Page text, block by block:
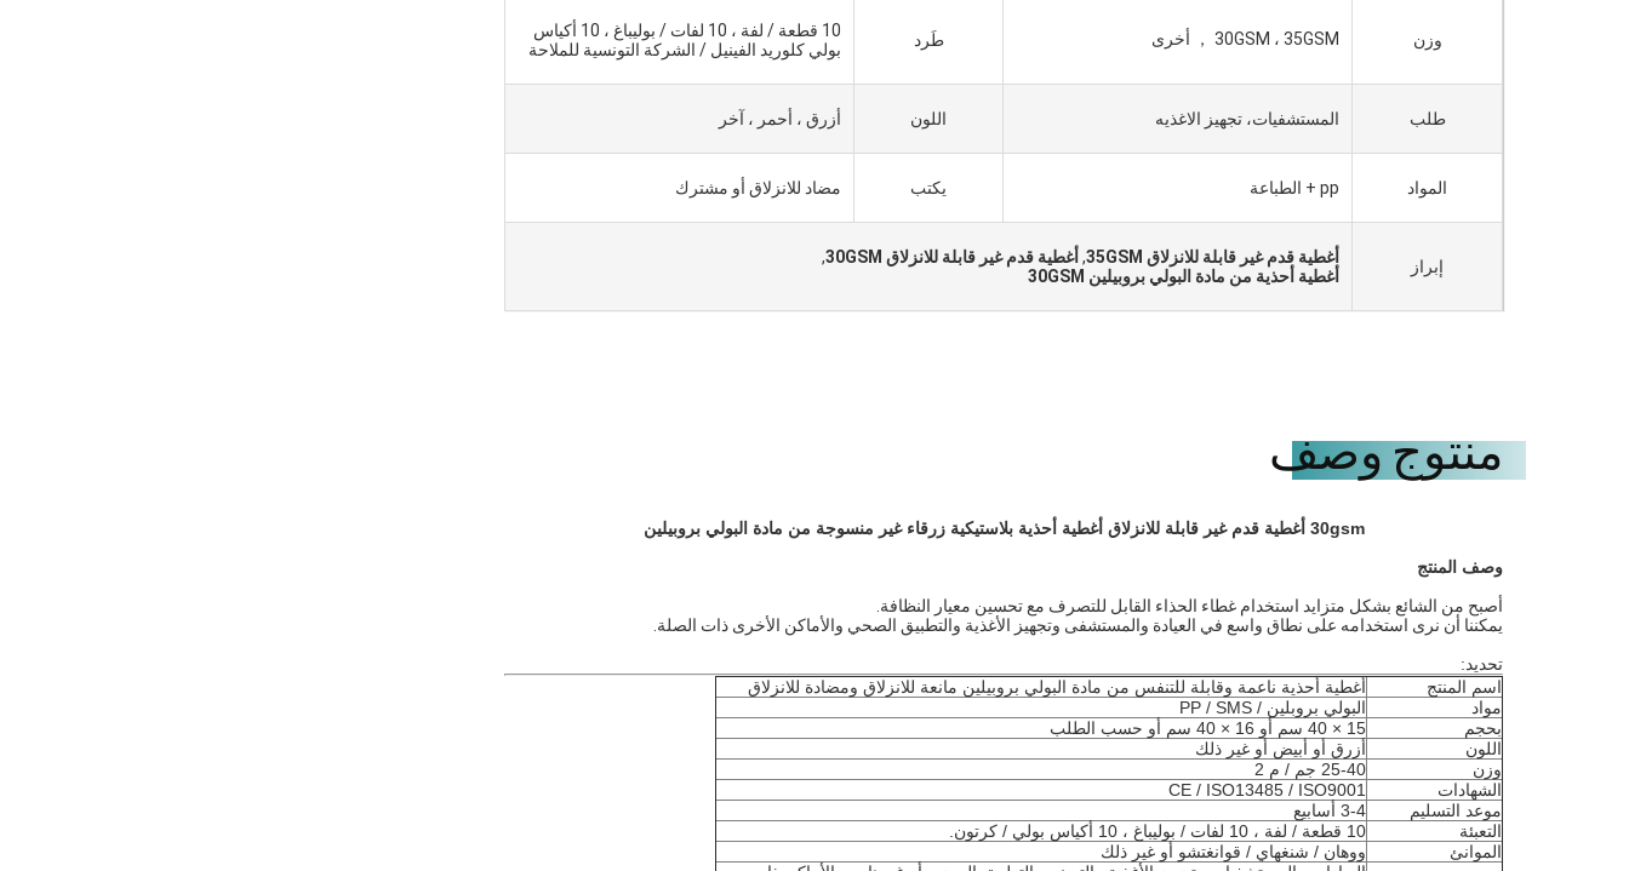
وزن 30GSM ، 35GSM ， أخرى طَرد
10 قطعة / لفة ، 10 لفات / بوليباغ ، 10 أكياس
بولي كلوريد الفينيل / الشركة التونسية للملاحة
طلب المستشفيات، تجهيز الاغذيه اللون أزرق ، أحمر ، آخر
المواد pp + الطباعة يكتب مضاد للانزلاق أو مشترك
إبراز أغطية قدم غير قابلة للانزلاق 35GSM , أغطية قدم غير قابلة للانزلاق 30GSM
,
أغطية أحذية من مادة البولي بروبيلين 30GSM
منتوج وصف
30gsm أغطية قدم غير قابلة للانزلاق أغطية أحذية بلاستيكية زرقاء غير منسوجة من مادة البولي بروبيلين
وصف المنتج
أصبح من الشائع بشكل متزايد استخدام غطاء الحذاء القابل للتصرف مع تحسين معيار النظافة.
يمكننا أن نرى استخدامه على نطاق واسع في العيادة والمستشفى وتجهيز الأغذية والتطبيق الصحي والأماكن الأخرى ذات الصلة.
تحديد:
اسم المنتج
أغطية أحذية ناعمة وقابلة للتنفس من مادة البولي بروبيلين مانعة للانزلاق ومضادة للانزلاق
مواد
البولي بروبلين / PP / SMS
بحجم
15 × 40 سم أو 16 × 40 سم أو حسب الطلب
اللون
أزرق أو أبيض أو غير ذلك
وزن
25-40 جم / م 2
الشهادات
CE / ISO13485 / ISO9001
موعد التسليم
3-4 أسابيع
التعبئة
10 قطعة / لفة ، 10 لفات / بوليباغ ، 10 أكياس بولي / كرتون.
الموانئ
ووهان / شنغهاي / قوانغتشو أو غير ذلك